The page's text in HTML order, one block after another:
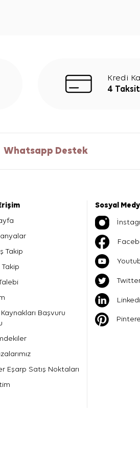
Kredi
4 Taksit
Whatsapp Destek
Takip
Takip
Başvuru
Eşarp Satış Noktaları
Sosyal